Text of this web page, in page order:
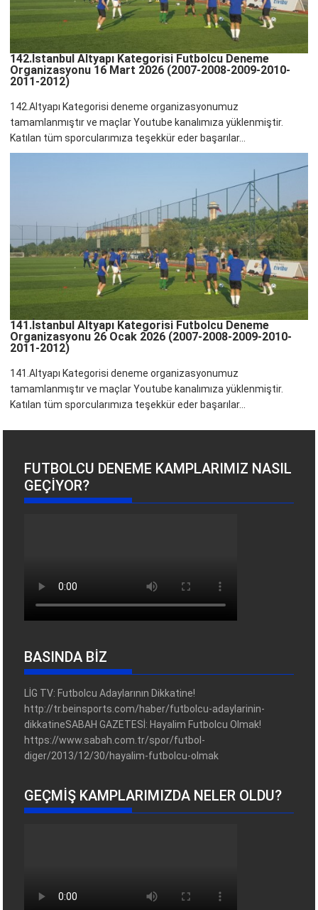
142.İstanbul Altyapı Kategorisi Futbolcu Deneme
Organizasyonu 16 Mart 2026 (2007-2008-2009-2010-
2011-2012)
142.Altyapı Kategorisi deneme organizasyonumuz
tamamlanmıştır ve maçlar Youtube kanalımıza yüklenmiştir.
Katılan tüm sporcularımıza teşekkür eder başarılar...
141.İstanbul Altyapı Kategorisi Futbolcu Deneme
Organizasyonu 26 Ocak 2026 (2007-2008-2009-2010-
2011-2012)
141.Altyapı Kategorisi deneme organizasyonumuz
tamamlanmıştır ve maçlar Youtube kanalımıza yüklenmiştir.
Katılan tüm sporcularımıza teşekkür eder başarılar...
FUTBOLCU DENEME KAMPLARIMIZ NASIL
GEÇIYOR?
BASINDA BİZ
LİG TV: Futbolcu Adaylarının Dikkatine!
http://tr.beinsports.com/haber/futbolcu-adaylarinin-
dikkatineSABAH GAZETESİ: Hayalim Futbolcu Olmak!
https://www.sabah.com.tr/spor/futbol-
diger/2013/12/30/hayalim-futbolcu-olmak
GEÇMIŞ KAMPLARIMIZDA NELER OLDU?